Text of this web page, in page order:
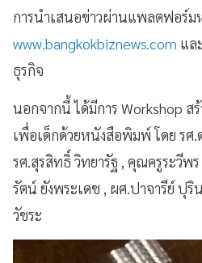
การนำเสนอข่าวผ่านแพลตฟอร์ม
www.bangkokbiznews.com แล
ธุรกิจ
นอกจากนี้ ได้มีการ Workshop ส
เพื่อเด็กด้วยหนังสือพิมพ์ โดย รศ.
รศ.สุรสิทธิ์ วิทยารัฐ , คุณครูระวี
รัตน์ ยังพระเดช , ผศ.ปาจารีย์ ปุ
วัชระ